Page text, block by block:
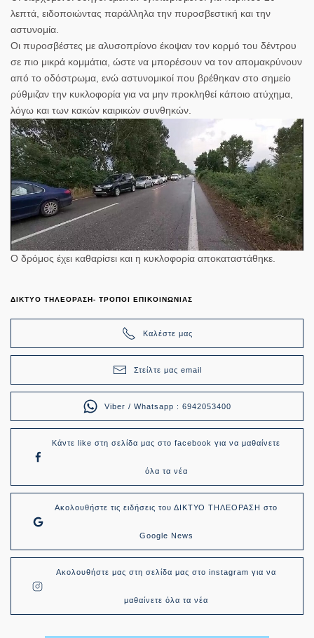
λεπτά, ειδοποιώντας παράλληλα την πυροσβεστική και την
αστυνομία.
Οι πυροσβέστες με αλυσοπρίονο έκοψαν τον κορμό του δέντρου
σε πιο μικρά κομμάτια, ώστε να μπορέσουν να τον απομακρύνουν
από το οδόστρωμα, ενώ αστυνομικοί που βρέθηκαν στο σημείο
ρύθμιζαν την κυκλοφορία για να μην προκληθεί κάποιο ατύχημα,
λόγω και των κακών καιρικών συνθηκών.
Ο δρόμος έχει καθαρίσει και η κυκλοφορία αποκαταστάθηκε.
ΔΙΚΤΥΟ ΤΗΛΕΟΡΑΣΗ- ΤΡΟΠΟΙ ΕΠΙΚΟΙΝΩΝΙΑΣ
Καλέστε μας
Στείλτε μας email
Viber / Whatsapp : 6942053400
Κάντε like στη σελίδα μας στο facebook για να μαθαίνετε
όλα τα νέα
Ακολουθήστε τις ειδήσεις του ΔΙΚΤΥΟ ΤΗΛΕΟΡΑΣΗ στο
Google News
Ακολουθήστε μας στη σελίδα μας στο instagram για να
μαθαίνετε όλα τα νέα